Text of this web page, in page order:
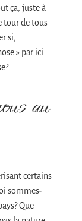
ça, juste à
tour de tous
si,
» par ici.
au
certains
sommes-
Que